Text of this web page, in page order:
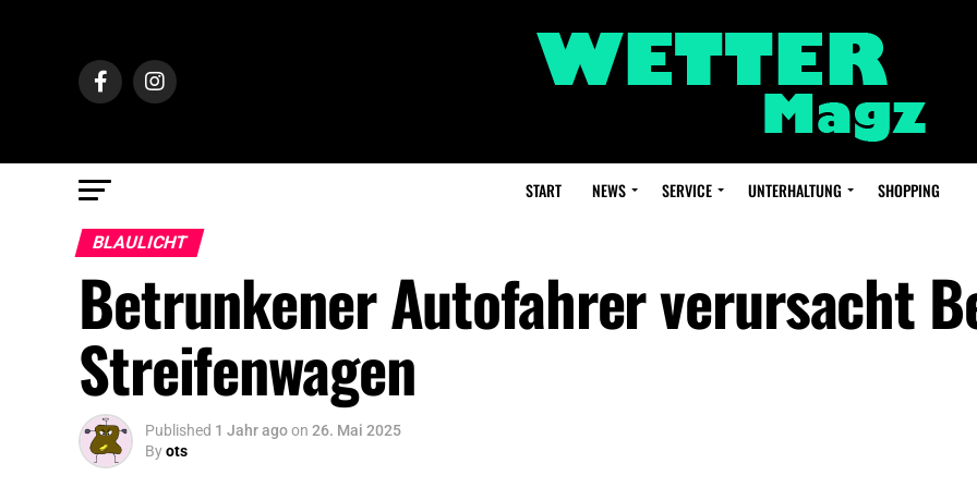
START NEWS SERVICE UNTERHALTUNG SHOPPING
BLAULICHT
Betrunkener Autofahrer verursacht
Streifenwagen
Published 1 Jahr agoon 26. Mai 2025
Byots